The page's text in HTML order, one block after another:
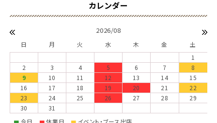
2026/08
日 月 火 水 木 金
土
1
2
3 4 5 6 7
8
9
10 11 12 13 14
15
16
17 18 19 20 21
22
23
24 25 26 27 28
29
30
31
今日 休業日 イベント・ブース出店